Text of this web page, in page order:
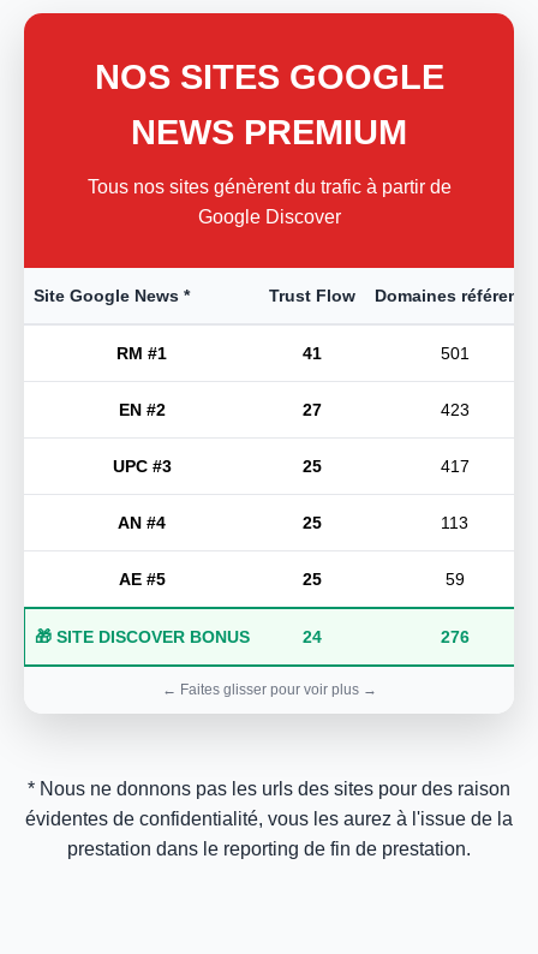
NOS SITES GOOGLE
NEWS PREMIUM
Tous nos sites génèrent du trafic à partir de
Google Discover
Site Google News * Trust Flow Domaines référents
RM #1 41 501
EN #2 27 423
UPC #3 25 417
AN #4 25 113
AE #5 25 59
🎁 SITE DISCOVER BONUS 24 276
* Nous ne donnons pas les urls des sites pour des raison
évidentes de confidentialité, vous les aurez à l'issue de la
prestation dans le reporting de fin de prestation.